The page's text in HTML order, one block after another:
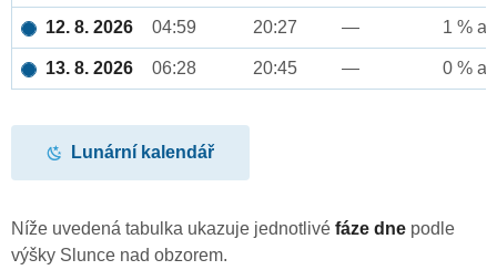
12. 8. 2026 04:59 20:27 — 1 %
13. 8. 2026 06:28 20:45 — 0 %
Lunární kalendář
Níže uvedená tabulka ukazuje jednotlivé fáze dne podle
výšky Slunce nad obzorem.